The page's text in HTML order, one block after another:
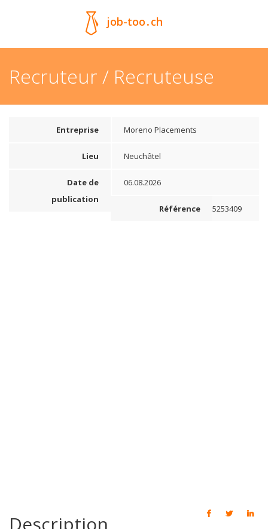
job-too.ch
Recruteur / Recruteuse
Entreprise Moreno Placements
Lieu Neuchâtel
Date de
publication
06.08.2026
Référence 5253409
Description